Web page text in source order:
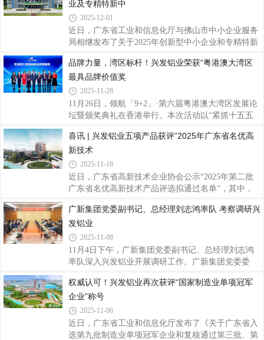
直观展现核心竞争力。投资者一行首先走访
奖，三水公司“1800T单机产能提升”项目荣获三等
奖。充分展现了兴发铝业在精益创效与持续改进方面
的扎实功底与团队活力。训练营结营会议上李俭强进
行优秀项目分享两个获奖项目分别实现关键突
程、建立试模反馈机制等举措，有效提升了幕墙料的
尺寸精度与材料利用效率。“1800T单机产能提升”项
目
业及专精特新中
2025-12-01
近日，广东省工业和信息化厅与佛山市中小企业服务
局相继发布了关于2025年创新型中小企业和专精特新
广东兴发精密制造有限公司（以下简称“兴发铝业精
密制造公司”）凭借扎实的创新实力、突出的专业优
势以及稳健的发展态势，顺利通过这两项重要资质的
复核，标志着公司在持续创新能力、专业发展水平及
精细化经营管理等方面获得了政府与行业的高度认
的基础层级，更是企业创新能力的核心认证标志，其
复评严格考量企业的创新投入、成长性表现及专
品牌力量，湾区标杆！兴发铝业荣获“粤港澳大湾区
最具品牌价值奖
2025-11-28
11月26日，领航「9+2」·第六届粤港澳大湾区发展论
坛暨颁奖典礼在香港举行。本次活动以“紧抓十五五
技及产业界代表，期间，兴发铝业凭借强大的品牌影
响力以及在铝挤压材领域的深厚积累，荣获“粤港澳
大湾区最具品牌价值奖”殊荣，这是对兴发铝业40多
年来深耕主业、锐意进取的充分肯定，也彰显了公司
领先的综合实力与品牌美誉度。据了解，活动自2020
对接与合作发展的重要平台。领航「9+2」·第六届粤
港澳大湾区发展论坛暨颁奖典礼旨在分享湾
喜讯 | 兴发铝业五项产品获评“2025年广东省名优高
新技术
2025-11-18
近日，广东省高新技术企业协会公示“2025年第二批
广东省名优高新技术产品评选拟通过名单”，其中，
铝型材”“汽车部件用高强度、耐腐蚀铝型材”“电子设
备用易切削高精度结构件铝型材”和子公司广东兴发
精密制造有限公司的“建筑铝模板用高可挤压性6xxx
系铝合金型材”“绿色节能铝合金隔音隔热门窗”共五项
产品上榜，是对公司技术创新和产品研发成果转化能
的创新实力和市场竞争力。据悉，“广东省名优高新
技术产品”是广东省推动高质量发展
广新集团党委副书记、总经理刘志鸿率队 考察调研兴
发铝业
2025-11-08
11月4日下午，广新集团党委副书记、总经理刘志鸿
率队深入兴发铝业开展调研工作。广新集团党委委
董事长王立，董事、总经理廖玉庆参加调研。座谈会
上，王立围绕兴发铝业“十四五”期间发展成效、经营
情况、存在问题及下一步工作计划等方面作详细汇
报。与会人员就公司经营、行业动态及市场形
势、“十五五”规划方案等内容展开深入研讨，为兴发
权威认可！兴发铝业再次获评“国家制造业单项冠军
企业”称号
2025-11-06
近日，广东省工业和信息化厅发布了《关于广东省入
选第九批制造业单项冠军企业和复核通过第三批、第